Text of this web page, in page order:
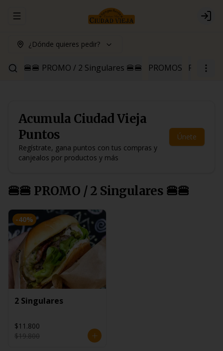
Abrir menu de navegación Login
¿Dónde quieres pedir?
🍔🍔 PROMO / 2 Singulares 🍔🍔 PROMOS Para
Acumula Ciudad Vieja
Puntos
Regístrate, gana puntos con tus compras y
canjealos por productos y más
Únete
🍔🍔 PROMO / 2 Singulares 🍔🍔
-40%
2 Singulares
$11.800
$19.800